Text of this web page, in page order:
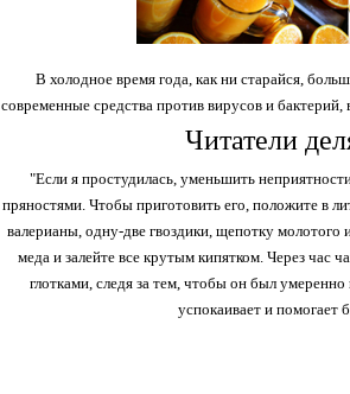
В холодное время года, как ни старайся,
современные средства против вирусов и бактерий,
Читатели
"Если я простудилась, уменьшить
пряностями. Чтобы приготовить его, положите в
валерианы, одну-две гвоздики, щепотку
меда и залейте все крутым кипятком. Через час
глотками, следя за тем, чтобы он был
успокаивает и помогает